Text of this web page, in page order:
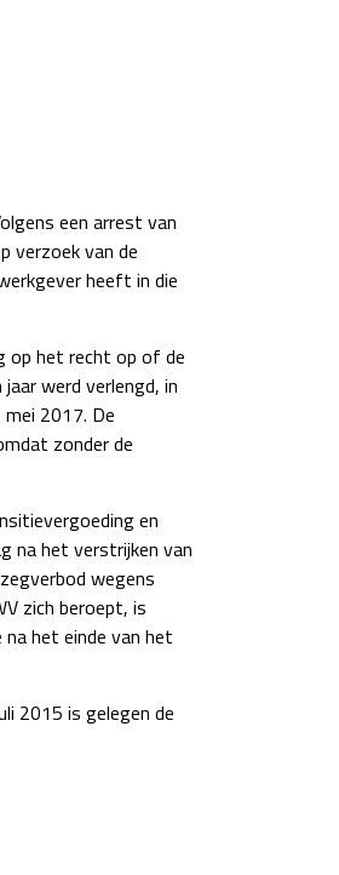
een arrest van
verzoek van de
heeft in die
op het recht op of de
werd verlengd, in
2017. De
zonder de
en
na het verstrijken van
wegens
zich beroept, is
het einde van het
2015 is gelegen de